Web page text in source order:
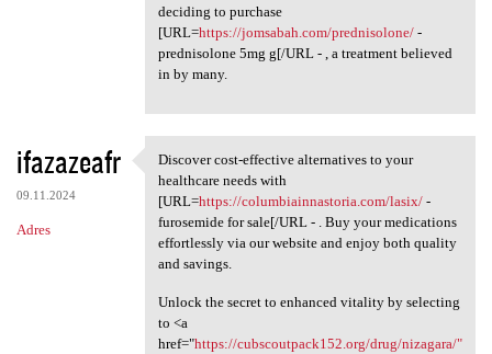
deciding to purchase
[URL=https://jomsabah.com/prednisolone/-
prednisolone 5mg g[/URL - , a treatment believed
in by many.
ifazazeafr
09.11.2024
Adres
Discover cost-effective
Discover cost-effective alternatives to your
healthcare needs with
[URL=https://columbiainnastoria.com/lasix/-
furosemide for sale[/URL - . Buy your medications
effortlessly via our website and enjoy both quality
and savings.
Unlock the secret to enhanced vitality by selecting
to <a
href="https://cubscoutpack152.org/drug/nizagara/"